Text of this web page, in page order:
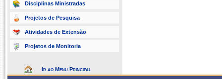
Disciplinas Ministradas
Projetos de Pesquisa
Atividades de Extensão
Projetos de Monitoria
Ir ao Menu Principal